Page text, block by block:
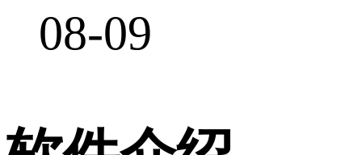
08-09